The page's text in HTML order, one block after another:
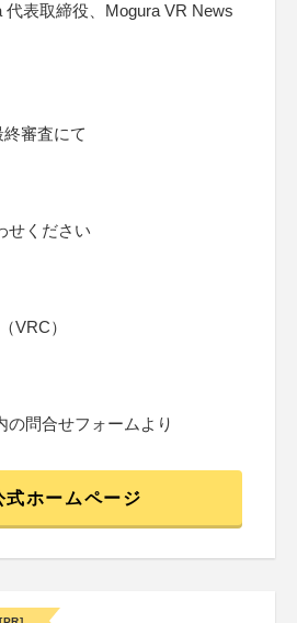
代表取締役、Mogura VR News
審査にて
せください
VRC）
の問合せフォームより
式ホームページ